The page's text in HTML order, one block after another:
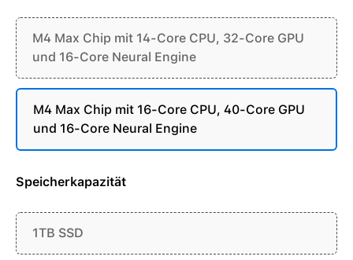
M4 Max Chip mit 14-Core CPU, 32-Core GPU
und 16-Core Neural Engine
M4 Max Chip mit 16-Core CPU, 40-Core GPU
und 16-Core Neural Engine
Speicherkapazität
1TB SSD